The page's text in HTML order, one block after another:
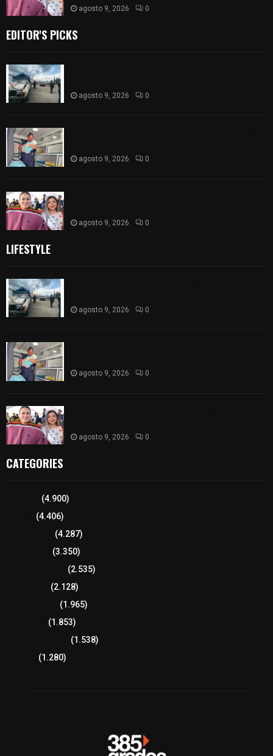
agosto 9, 2026 0
EDITOR'S PICKS
agosto 9, 2026 0
agosto 9, 2026 0
agosto 9, 2026 0
LIFESTYLE
agosto 9, 2026 0
agosto 9, 2026 0
agosto 9, 2026 0
CATEGORIES
(4.900)
(4.406)
(4.287)
(3.350)
(2.535)
(2.128)
(1.965)
(1.853)
(1.538)
(1.280)